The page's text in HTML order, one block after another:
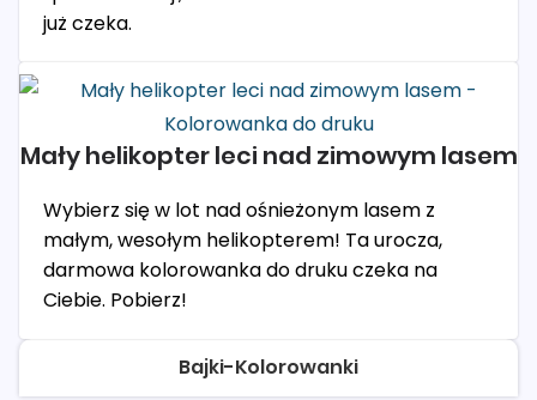
już czeka.
Mały helikopter leci nad zimowym lasem
Wybierz się w lot nad ośnieżonym lasem z
małym, wesołym helikopterem! Ta urocza,
darmowa kolorowanka do druku czeka na
Ciebie. Pobierz!
Bajki-Kolorowanki